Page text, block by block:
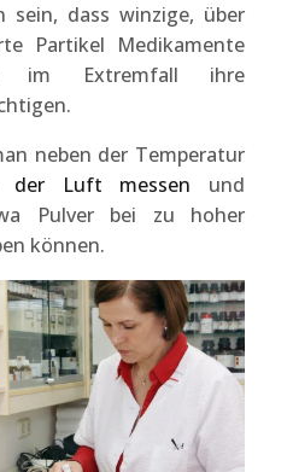
sein, dass winzige, über
Partikel Medikamente
im Extremfall ihre
neben der Temperatur
der Luft messen und
Pulver bei zu hoher
können.